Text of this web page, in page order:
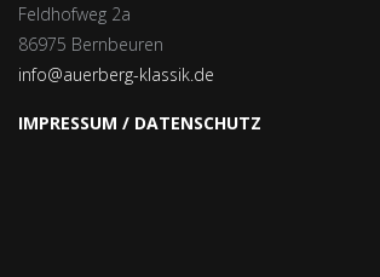
Feldhofweg 2a
86975 Bernbeuren
info@auerberg-klassik.de
IMPRESSUM / DATENSCHUTZ